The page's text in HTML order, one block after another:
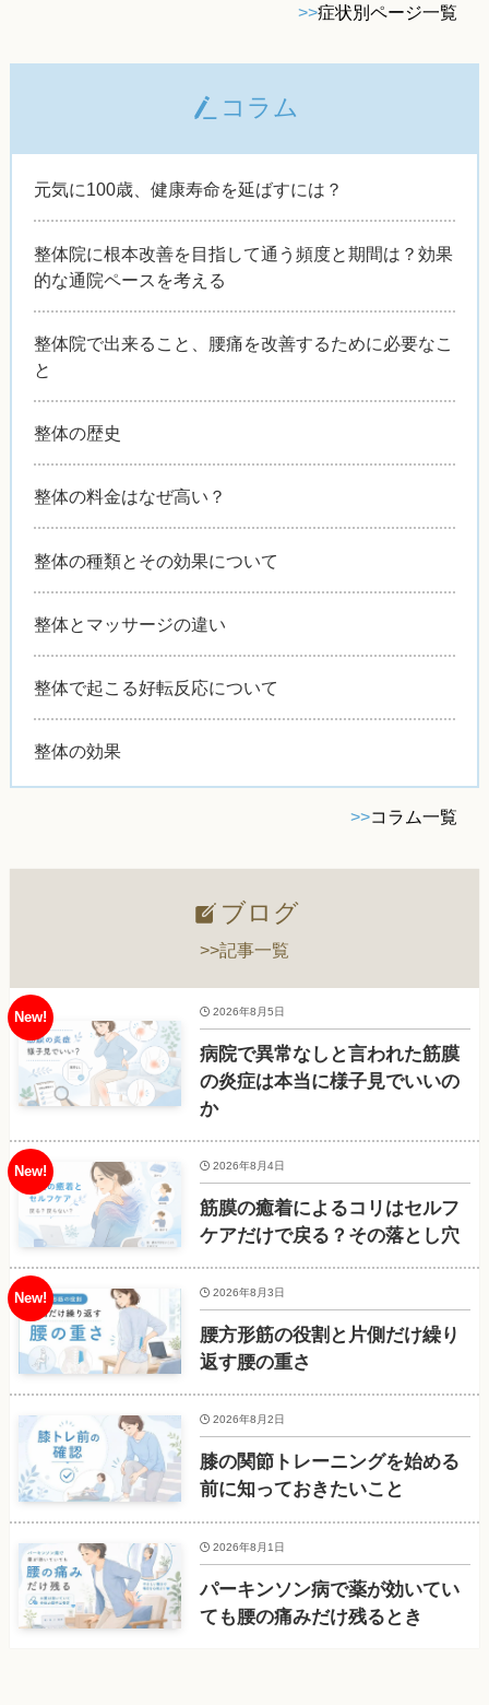
>>症状別ページ一覧
コラム
元気に100歳、健康寿命を延ばすには？
整体院に根本改善を目指して通う頻度と期間は？効果
的な通院ペースを考える
整体院で出来ること、腰痛を改善するために必要なこ
と
整体の歴史
整体の料金はなぜ高い？
整体の種類とその効果について
整体とマッサージの違い
整体で起こる好転反応について
整体の効果
>>コラム一覧
ブログ
>>記事一覧
病院で異常なしと言われた筋膜
の炎症は本当に様子見でいいの
か
2026年8月5日
筋膜の癒着によるコリはセルフ
ケアだけで戻る？その落とし穴
2026年8月4日
腰方形筋の役割と片側だけ繰り
返す腰の重さ
2026年8月3日
膝の関節トレーニングを始める
前に知っておきたいこと
2026年8月2日
パーキンソン病で薬が効いてい
ても腰の痛みだけ残るとき
2026年8月1日